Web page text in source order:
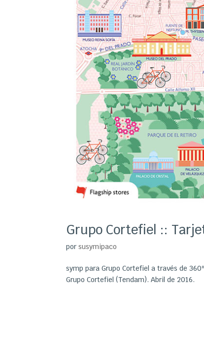
Grupo Cortefiel ::
porsusymipaco
symp para Grupo Cortefiel a través de
Grupo Cortefiel (Tendam). Abril de 2016.